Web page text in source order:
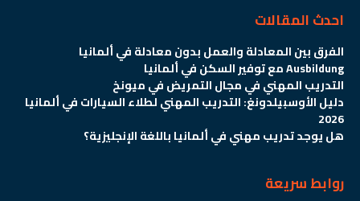
احدث المقالات
الفرق بين المعادلة والعمل بدون معادلة في ألمانيا
Ausbildung مع توفير السكن في ألمانيا
التدريب المهني في مجال التمريض في ميونخ
دليل الأوسبيلدونغ: التدريب المهني لطلاء السيارات في ألمانيا
2026
هل يوجد تدريب مهني في ألمانيا باللغة الإنجليزية؟
روابط سريعة